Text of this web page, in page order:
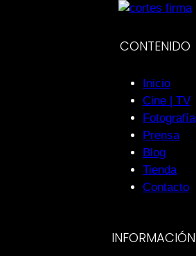
CONTENIDO
Inicio
Cine | TV
Fotografía
Prensa
Blog
Tienda
Contacto
INFORMACIÓN